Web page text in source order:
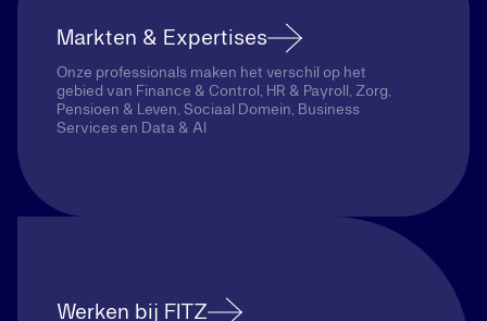
Markten & Expertises
Onze professionals maken het verschil op het
gebied van Finance & Control, HR & Payroll, Zorg,
Pensioen & Leven, Sociaal Domein, Business
Services en Data & AI
Werken bij FITZ